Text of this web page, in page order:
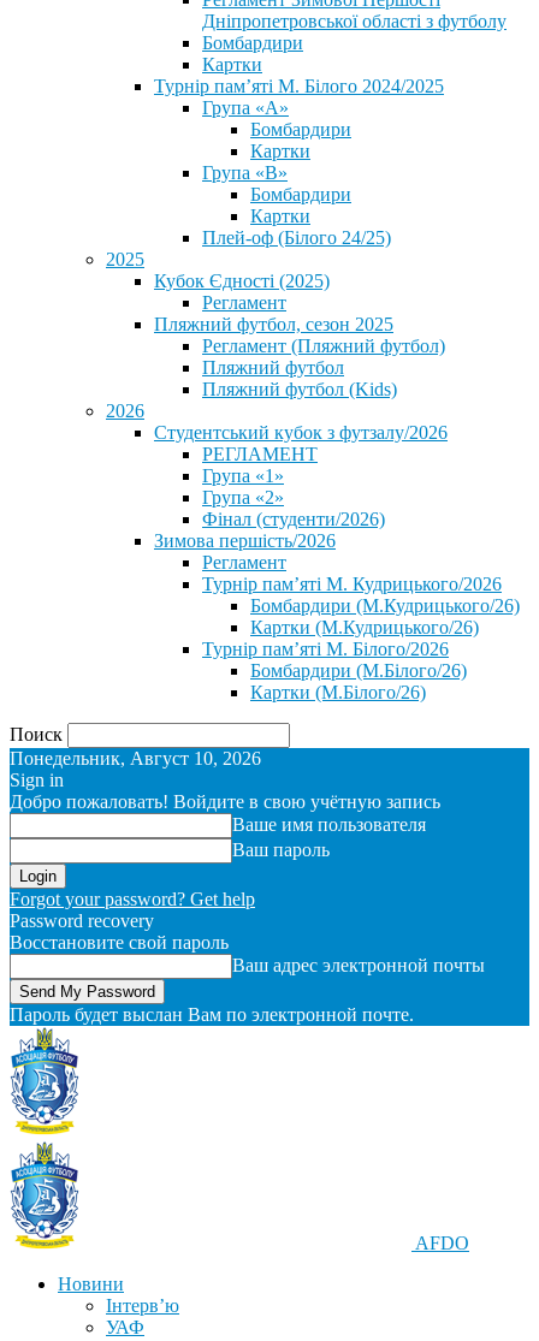
Дніпропетровської області з футболу
Бомбардири
Картки
Турнір пам’яті М. Білого 2024/2025
Група «А»
Бомбардири
Картки
Група «В»
Бомбардири
Картки
Плей-оф (Білого 24/25)
2025
Кубок Єдності (2025)
Регламент
Пляжний футбол, сезон 2025
Регламент (Пляжний футбол)
Пляжний футбол
Пляжний футбол (Kids)
2026
Студентський кубок з футзалу/2026
РЕГЛАМЕНТ
Група «1»
Група «2»
Фінал (студенти/2026)
⁨Зимова першість/2026⁩
Регламент
Турнір пам’яті М. Кудрицького/2026
Бомбардири (М.Кудрицького/26)
Картки (М.Кудрицького/26)
Турнір пам’яті М. Білого/2026
Бомбардири (М.Білого/26)
Картки (М.Білого/26)
Поиск
Понедельник, Август 10, 2026
Sign in
Добро пожаловать! Войдите в свою учётную запись
Ваше имя пользователя
Ваш пароль
Forgot your password? Get help
Password recovery
Восстановите свой пароль
Ваш адрес электронной почты
Пароль будет выслан Вам по электронной почте.
AFDO
Новини
Інтерв’ю
УАФ